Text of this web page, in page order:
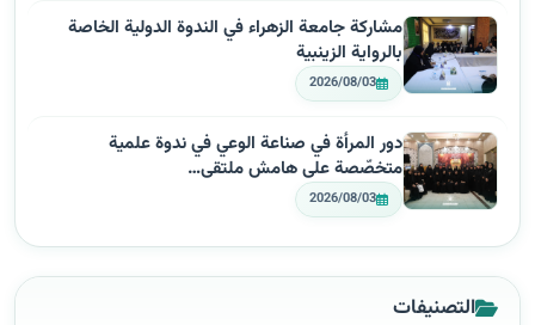
مشاركة جامعة الزهراء في الندوة الدولية الخاصة
بالرواية الزينبية
2026/08/03
دور المرأة في صناعة الوعي في ندوة علمية
متخصّصة على هامش ملتقى…
2026/08/03
التصنيفات